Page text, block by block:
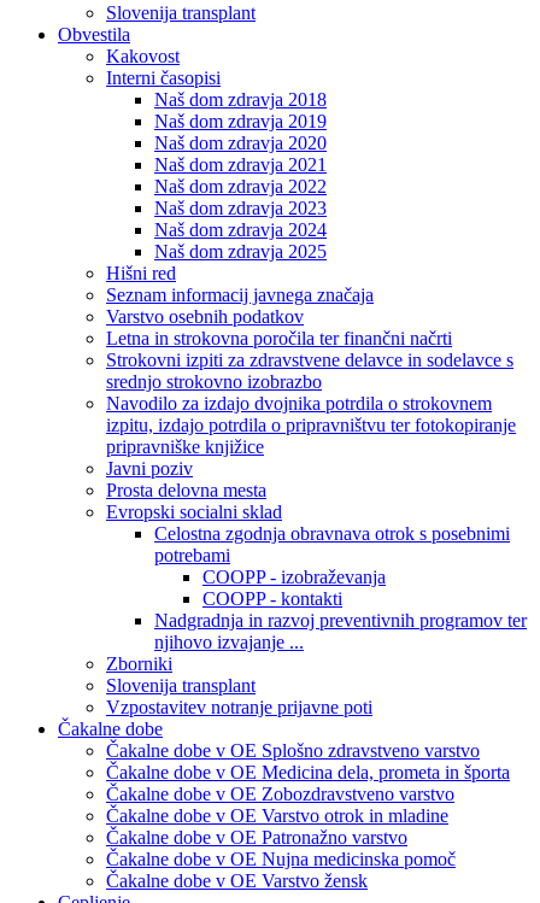
Slovenija transplant
Obvestila
Kakovost
Interni časopisi
Naš dom zdravja 2018
Naš dom zdravja 2019
Naš dom zdravja 2020
Naš dom zdravja 2021
Naš dom zdravja 2022
Naš dom zdravja 2023
Naš dom zdravja 2024
Naš dom zdravja 2025
Hišni red
Seznam informacij javnega značaja
Varstvo osebnih podatkov
Letna in strokovna poročila ter finančni načrti
Strokovni izpiti za zdravstvene delavce in sodelavce s
srednjo strokovno izobrazbo
Navodilo za izdajo dvojnika potrdila o strokovnem
izpitu, izdajo potrdila o pripravništvu ter fotokopiranje
pripravniške knjižice
Javni poziv
Prosta delovna mesta
Evropski socialni sklad
Celostna zgodnja obravnava otrok s posebnimi
potrebami
COOPP - izobraževanja
COOPP - kontakti
Nadgradnja in razvoj preventivnih programov ter
njihovo izvajanje ...
Zborniki
Slovenija transplant
Vzpostavitev notranje prijavne poti
Čakalne dobe
Čakalne dobe v OE Splošno zdravstveno varstvo
Čakalne dobe v OE Medicina dela, prometa in športa
Čakalne dobe v OE Zobozdravstveno varstvo
Čakalne dobe v OE Varstvo otrok in mladine
Čakalne dobe v OE Patronažno varstvo
Čakalne dobe v OE Nujna medicinska pomoč
Čakalne dobe v OE Varstvo žensk